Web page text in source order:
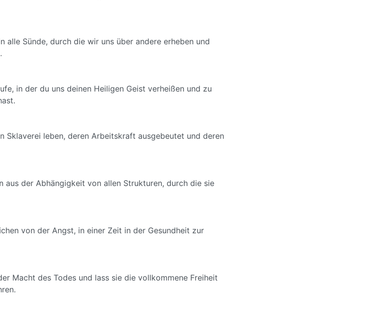
alle Sünde, durch die wir uns über andere erheben und
in der du uns deinen Heiligen Geist verheißen und zu
Sklaverei leben, deren Arbeitskraft ausgebeutet und deren
aus der Abhängigkeit von allen Strukturen, durch die sie
von der Angst, in einer Zeit in der Gesundheit zur
Macht des Todes und lass sie die vollkommene Freiheit